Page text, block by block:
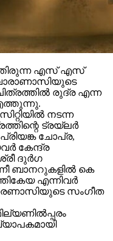
എസ് എസ്
രുദ്ര എന്ന
നടന്ന
ട്രയ്ലർ
ചോപ്ര,
കേന്ദ്ര
ദുർഗ
ബാനറുകളിൽ കെ
എന്നിവർ
സംഗീത